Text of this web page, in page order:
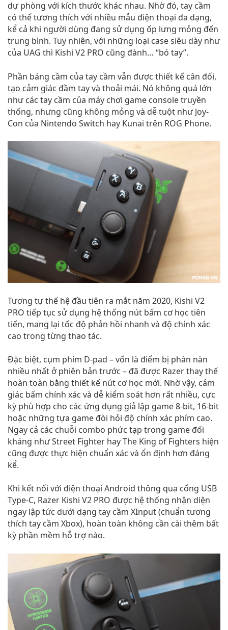
dự phòng với kích thước khác nhau. Nhờ đó, tay cầm
có thể tương thích với nhiều mẫu điện thoại đa dạng,
kể cả khi người dùng đang sử dụng ốp lưng mỏng đến
trung bình. Tuy nhiên, với những loại case siêu dày như
của UAG thì Kishi V2 PRO cũng đành… “bó tay”.
Phần báng cầm của tay cầm vẫn được thiết kế cân đối,
tạo cảm giác đầm tay và thoải mái. Nó không quá lớn
như các tay cầm của máy chơi game console truyền
thống, nhưng cũng không mỏng và dễ tuột như Joy-
Con của Nintendo Switch hay Kunai trên ROG Phone.
Tương tự thế hệ đầu tiên ra mắt năm 2020, Kishi V2
PRO tiếp tục sử dụng hệ thống nút bấm cơ học tiên
tiến, mang lại tốc độ phản hồi nhanh và độ chính xác
cao trong từng thao tác.
Đặc biệt, cụm phím D-pad – vốn là điểm bị phàn nàn
nhiều nhất ở phiên bản trước – đã được Razer thay thế
hoàn toàn bằng thiết kế nút cơ học mới. Nhờ vậy, cảm
giác bấm chính xác và dễ kiểm soát hơn rất nhiều, cực
kỳ phù hợp cho các ứng dụng giả lập game 8-bit, 16-bit
hoặc những tựa game đòi hỏi độ chính xác phím cao.
Ngay cả các chuỗi combo phức tạp trong game đối
kháng như Street Fighter hay The King of Fighters hiện
cũng được thực hiện chuẩn xác và ổn định hơn đáng
kể.
Khi kết nối với điện thoại Android thông qua cổng USB
Type-C, Razer Kishi V2 PRO được hệ thống nhận diện
ngay lập tức dưới dạng tay cầm XInput (chuẩn tương
thích tay cầm Xbox), hoàn toàn không cần cài thêm bất
kỳ phần mềm hỗ trợ nào.